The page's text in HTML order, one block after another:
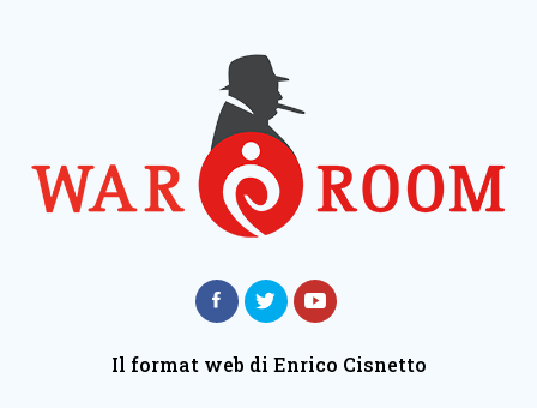
Il format web di Enrico Cisnetto